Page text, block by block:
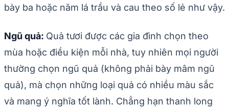
bày ba hoặc năm lá trầu và cau theo số lẻ như vậy.
Ngũ quả: Quả tươi được các gia đình chọn theo
mùa hoặc điều kiện mỗi nhà, tuy nhiên mọi người
thường chọn ngũ quả (không phải bày mâm ngũ
quả), mà chọn những loại quả có nhiều màu sắc
và mang ý nghĩa tốt lành. Chẳng hạn thanh long